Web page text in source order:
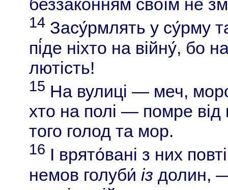
беззаконням своїм не
14 Засу́рмлять у су́рму
пі́де ніхто на війну́, бо
лютість!
15 На вулиці — меч,
хто на полі — помре
того голод та мор.
16 І врято́вані з них
немов голуби́із долин, —